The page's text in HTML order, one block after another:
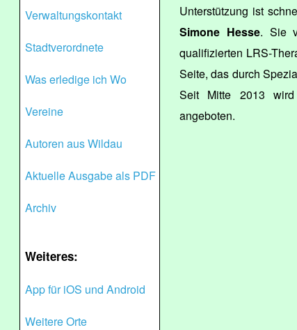
Verwaltungskontakt
Stadtverordnete
Was erledige ich Wo
Vereine
Autoren aus Wildau
Aktuelle Ausgabe als PDF
Archiv
Weiteres:
App für iOS und Android
Weitere Orte
Unterstützung ist
Simone Hesse. Sie
qualifizierten LRS-
Seite, das durch
Seit Mitte 2013 wird
angeboten.